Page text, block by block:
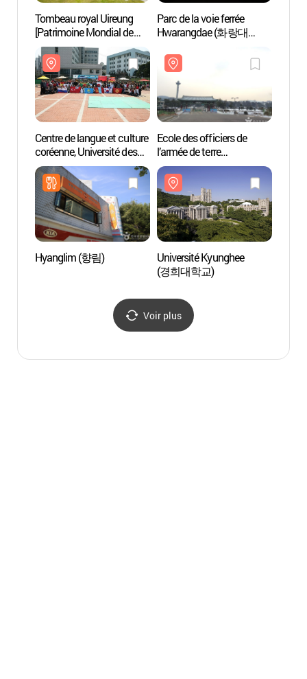
Tombeau royal Uireung
[Patrimoine Mondial de
l'UNESCO] (서울 의릉)
Parc de la voie ferrée
Hwarangdae (화랑대
Centre de langue et culture
coréenne, Université des
études étrangères de Corée
(한국외국어대학교
한국어문화교육원)
Ecole des officiers de
l’armée de terre
(육군사관학교)
Hyanglim (향림)
Université Kyunghee
(경희대학교)
Voir plus